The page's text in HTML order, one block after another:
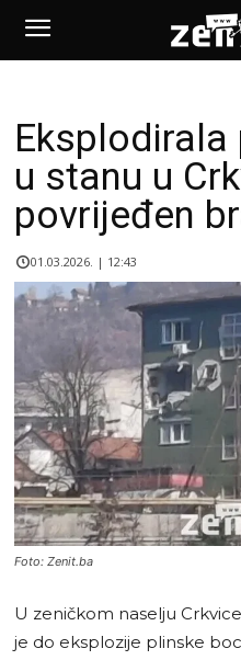
u stanu u
povrijeđen
01.03.2026. | 12:43
Foto: Zenit.ba
U zeničkom naselju
je do eksplozije plinske